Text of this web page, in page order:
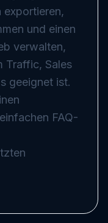
exportieren,
und einen
verwalten,
Traffic, Sales
geeignet ist.
FAQ-